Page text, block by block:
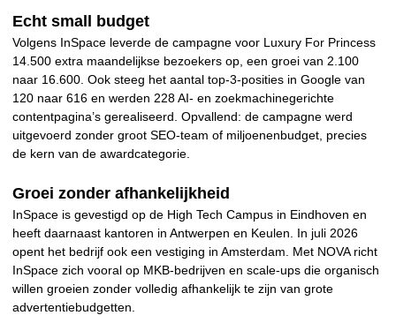
Echt small budget
Volgens InSpace leverde de campagne voor Luxury For Princess
14.500 extra maandelijkse bezoekers op, een groei van 2.100
naar 16.600. Ook steeg het aantal top-3-posities in Google van
120 naar 616 en werden 228 AI- en zoekmachinegerichte
contentpagina’s gerealiseerd. Opvallend: de campagne werd
uitgevoerd zonder groot SEO-team of miljoenenbudget, precies
de kern van de awardcategorie.
Groei zonder afhankelijkheid
InSpace is gevestigd op de High Tech Campus in Eindhoven en
heeft daarnaast kantoren in Antwerpen en Keulen. In juli 2026
opent het bedrijf ook een vestiging in Amsterdam. Met NOVA richt
InSpace zich vooral op MKB-bedrijven en scale-ups die organisch
willen groeien zonder volledig afhankelijk te zijn van grote
advertentiebudgetten.